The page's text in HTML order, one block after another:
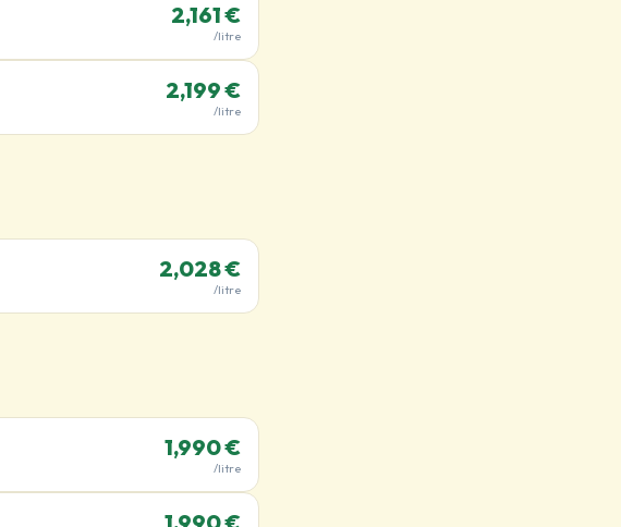
2,161 €
/litre
2,199 €
/litre
2,028 €
/litre
1,990 €
/litre